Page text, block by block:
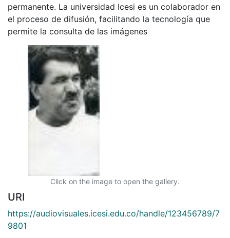
permanente. La universidad Icesi es un colaborador en
el proceso de difusión, facilitando la tecnología que
permite la consulta de las imágenes
Click on the image to open the gallery.
URI
https://audiovisuales.icesi.edu.co/handle/123456789/7
9801